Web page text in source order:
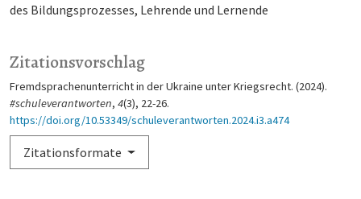
des Bildungsprozesses Lehrende und Lernende
Zitationsvorschlag
Fremdsprachenunterricht in der Ukraine unter Kriegsrecht. (2024).
#schuleverantworten, 4(3), 22-26.
https://doi.org/10.53349/schuleverantworten.2024.i3.a474
Zitationsformate